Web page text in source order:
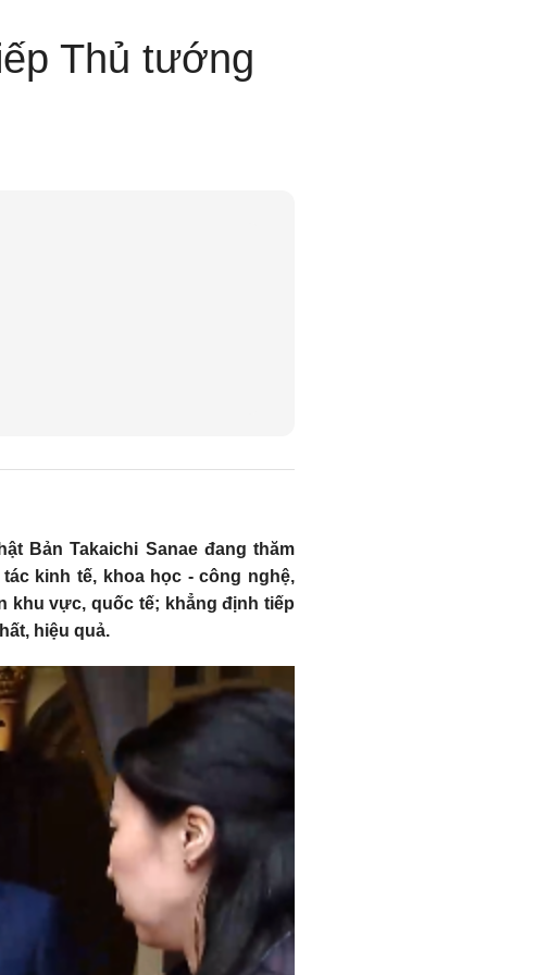
Thủ tướng
Bản Takaichi Sanae đang thăm
kinh tế, khoa học - công nghệ,
khu vực, quốc tế; khẳng định tiếp
hiệu quả.